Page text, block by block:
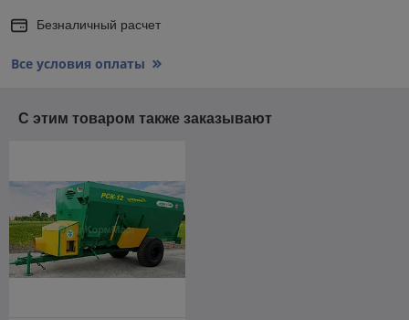
Безналичный расчет
Все условия оплаты
С этим товаром также заказывают